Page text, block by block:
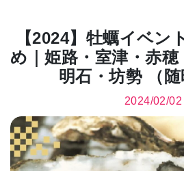
エリア特集
まるはり×みたい お問合わせ イ
プライバシーポ
FAQ
【2024】牡蠣イベン
め｜姫路・室津・赤穂
明石・坊勢 （随
2024/02/02